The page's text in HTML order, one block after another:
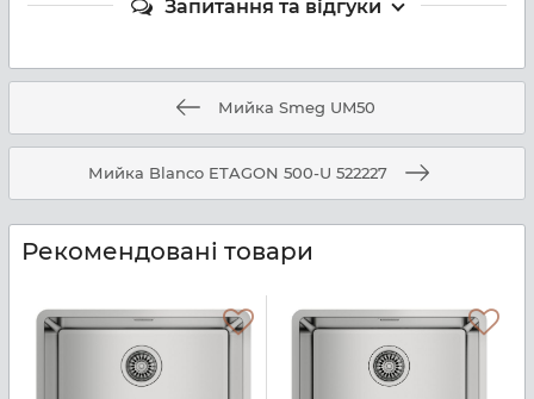
Запитання та відгуки
Мийка Smeg UM50
Мийка Blanco ETAGON 500-U 522227
Рекомендовані товари